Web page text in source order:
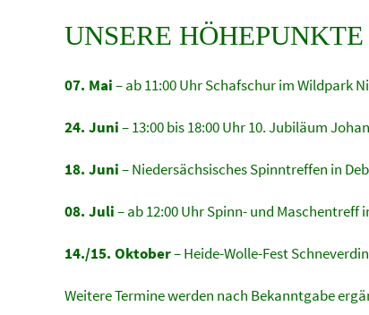
UNSERE
07. Mai– ab 11:00 Uhr Schafschur im Wildpark
24. Juni– 13:00 bis 18:00 Uhr 10. Jubiläum
18. Juni– Niedersächsisches Spinntreffen in
08. Juli– ab 12:00 Uhr Spinn- und Maschentreff
14./15. Oktober– Heide-Wolle-Fest
Weitere Termine werden nach Bekanntgabe